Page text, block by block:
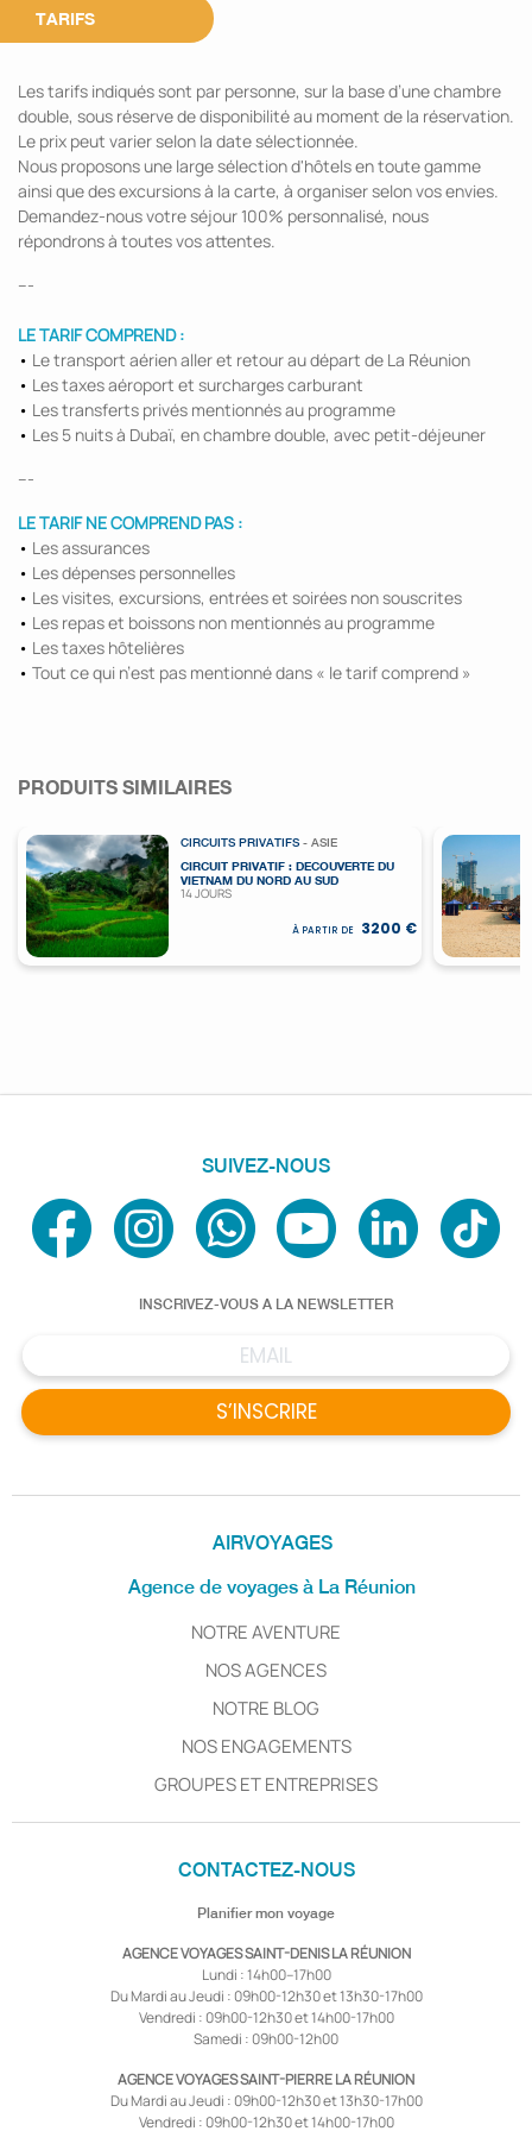
TARIFS
Les tarifs indiqués sont par personne, sur la base d’une chambre
double, sous réserve de disponibilité au moment de la réservation.
Le prix peut varier selon la date sélectionnée.
Nous proposons une large sélection d'hôtels en toute gamme
ainsi que des excursions à la carte, à organiser selon vos envies.
Demandez-nous votre séjour 100% personnalisé, nous
répondrons à toutes vos attentes.
---
LE TARIF COMPREND :
• Le transport aérien aller et retour au départ de La Réunion
• Les taxes aéroport et surcharges carburant
• Les transferts privés mentionnés au programme
• Les 5 nuits à Dubaï, en chambre double, avec petit-déjeuner
---
LE TARIF NE COMPREND PAS :
• Les assurances
• Les dépenses personnelles
• Les visites, excursions, entrées et soirées non souscrites
• Les repas et boissons non mentionnés au programme
• Les taxes hôtelières
• Tout ce qui n’est pas mentionné dans « le tarif comprend »
PRODUITS SIMILAIRES
CIRCUITS PRIVATIFS - ASIE
CIRCUIT PRIVATIF : DECOUVERTE DU
VIETNAM DU NORD AU SUD
14 JOURS
À PARTIR DE 3200 €
AIRVOYAGES
Agence de voyages à La Réunion
NOTRE AVENTURE
NOS AGENCES
NOTRE BLOG
NOS ENGAGEMENTS
GROUPES ET ENTREPRISES
SUIVEZ-NOUS
INSCRIVEZ-VOUS A LA NEWSLETTER
S’INSCRIRE
CONTACTEZ-NOUS
Planifier mon voyage
AGENCE VOYAGES SAINT-DENIS LA RÉUNION
Lundi : 14h00–17h00
Du Mardi au Jeudi : 09h00-12h30 et 13h30-17h00
Vendredi : 09h00-12h30 et 14h00-17h00
Samedi : 09h00-12h00
AGENCE VOYAGES SAINT-PIERRE LA RÉUNION
Du Mardi au Jeudi : 09h00-12h30 et 13h30-17h00
Vendredi : 09h00-12h30 et 14h00-17h00